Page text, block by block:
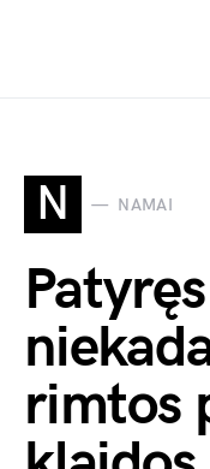
N NAMAI
rimtos